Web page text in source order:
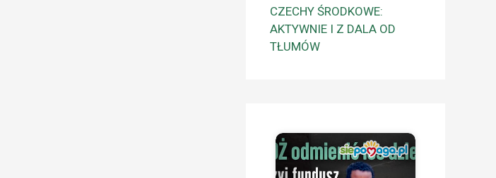
CZECHY ŚRODKOWE:
AKTYWNIE I Z DALA OD
TŁUMÓW